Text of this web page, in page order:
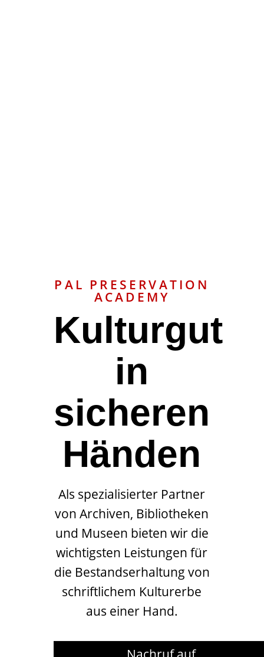
PAL PRESERVATION
ACADEMY
Kulturgut
in
sicheren
Händen
Als spezialisierter Partner
von Archiven, Bibliotheken
und Museen bieten wir die
wichtigsten Leistungen für
die Bestandserhaltung von
schriftlichem Kulturerbe
aus einer Hand.